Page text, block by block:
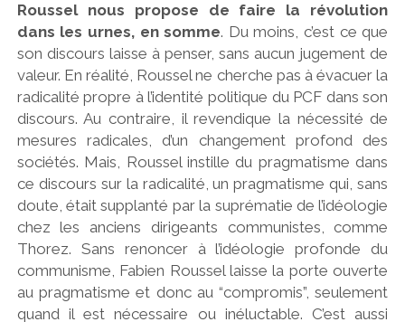
Roussel nous propose de faire la révolution
dans les urnes, en somme. Du moins, c’est ce que
son discours laisse à penser, sans aucun jugement de
valeur. En réalité, Roussel ne cherche pas à évacuer la
radicalité propre à l’identité politique du PCF dans son
discours. Au contraire, il revendique la nécessité de
mesures radicales, d’un changement profond des
sociétés. Mais, Roussel instille du pragmatisme dans
ce discours sur la radicalité, un pragmatisme qui, sans
doute, était supplanté par la suprématie de l’idéologie
chez les anciens dirigeants communistes, comme
Thorez. Sans renoncer à l’idéologie profonde du
communisme, Fabien Roussel laisse la porte ouverte
au pragmatisme et donc au “compromis”, seulement
quand il est nécessaire ou inéluctable. C’est aussi